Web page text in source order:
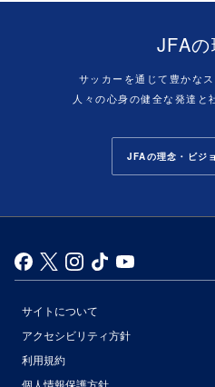
JFAの
サッカーを通じて豊かな
人々の心身の健全な発達と
JFAの理念・ビジ
サイトについて
アクセシビリティ方針
利用規約
個人情報保護方針